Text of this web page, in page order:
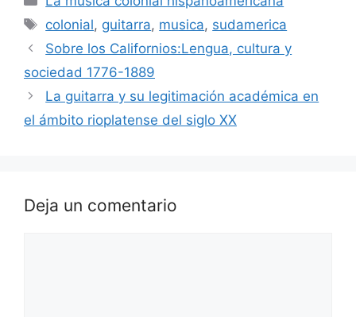
Etiquetas
colonial, guitarra, musica, sudamerica
Sobre los Californios:Lengua, cultura y
sociedad 1776-1889
La guitarra y su legitimación académica en
el ámbito rioplatense del siglo XX
Deja un comentario